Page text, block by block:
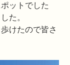
ットでした
た。
けたので皆さ